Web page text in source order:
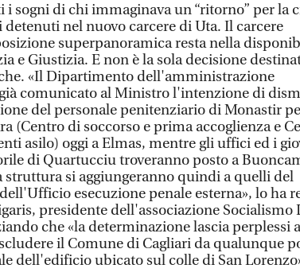
i sogni di chi immaginava un “ritorno” per la
nel nuovo carcere di Uta. Il carcere
superpanoramica resta nella
e Giustizia. E non è la sola decisione
«Il Dipartimento dell'amministrazione
comunicato al Ministro l'intenzione di
del personale penitenziario di Monastir
(Centro di soccorso e prima accoglienza e
asilo) oggi a Elmas, mentre gli uffici ed i
di Quartucciu troveranno posto a
struttura si aggiungeranno quindi a quelli del
esecuzione penale esterna», lo ha
presidente dell'associazione
che «la determinazione lascia perplessi
il Comune di Cagliari da qualunque
dell'edificio ubicato sul colle di San